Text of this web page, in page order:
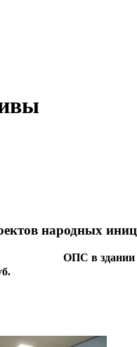
народных
ОПС в здании